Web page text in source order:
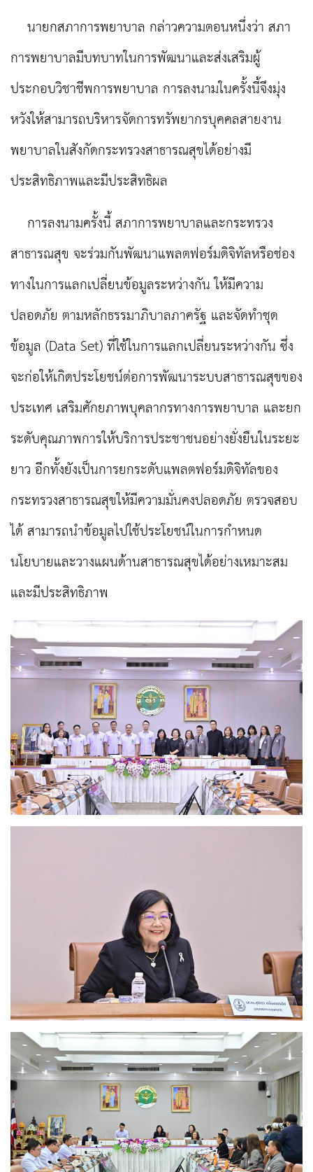
นายกสภาการพยาบาล กล่าวความตอนหนึ่งว่า สภา
การพยาบาลมีบทบาทในการพัฒนาและส่งเสริมผู้
ประกอบวิชาชีพการพยาบาล การลงนามในครั้งนี้จึงมุ่ง
หวังให้สามารถบริหารจัดการทรัพยากรบุคคลสายงาน
พยาบาลในสังกัดกระทรวงสาธารณสุขได้อย่างมี
ประสิทธิภาพและมีประสิทธิผล
การลงนามครั้งนี้ สภาการพยาบาลและกระทรวง
สาธารณสุข จะร่วมกันพัฒนาแพลตฟอร์มดิจิทัลหรือช่อง
ทางในการแลกเปลี่ยนข้อมูลระหว่างกัน ให้มีความ
ปลอดภัย ตามหลักธรรมาภิบาลภาครัฐ และจัดทำชุด
ข้อมูล (Data Set) ที่ใช้ในการแลกเปลี่ยนระหว่างกัน ซึ่ง
จะก่อให้เกิดประโยชน์ต่อการพัฒนาระบบสาธารณสุขของ
ประเทศ เสริมศักยภาพบุคลากรทางการพยาบาล และยก
ระดับคุณภาพการให้บริการประชาชนอย่างยั่งยืนในระยะ
ยาว อีกทั้งยังเป็นการยกระดับแพลตฟอร์มดิจิทัลของ
กระทรวงสาธารณสุขให้มีความมั่นคงปลอดภัย ตรวจสอบ
ได้ สามารถนำข้อมูลไปใช้ประโยชน์ในการกำหนด
นโยบายและวางแผนด้านสาธารณสุขได้อย่างเหมาะสม
และมีประสิทธิภาพ